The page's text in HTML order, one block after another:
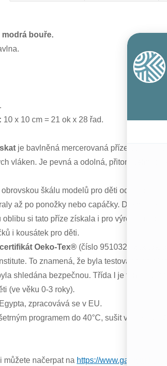
modrá bouře.
10 x 10 cm = 21 ok x 28 řad.
je bavlněná mercerovaná příze vysoké
vláken. Je pevná a odolná, přitom velmi
škálu modelů pro děti od čepiček,
až po ponožky nebo capáčky. Dospělí
oblibu si tato příze získala i pro výrobu
i kousátek pro děti.
certifikát Oeko-Tex® (číslo 951032),
To znamená, že byla testována na
shledána bezpečnou. Třída I je ten
(ve věku 0-3 roky).
zpracovává se v EU.
programem do 40°C, sušit volně
můžete načerpat na https://